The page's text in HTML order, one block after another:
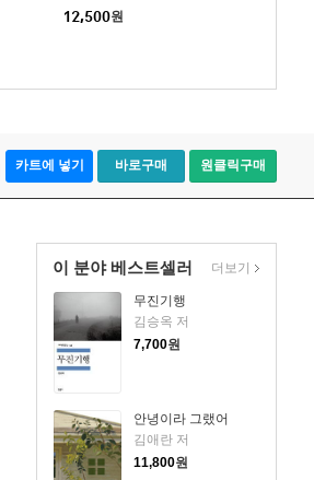
12,500원
카트에 넣기 바로구매 원클릭구매
이 분야 베스트셀러
무진기행
김승옥 저
7,700원
안녕이라 그랬어
김애란 저
11,800원
더보기